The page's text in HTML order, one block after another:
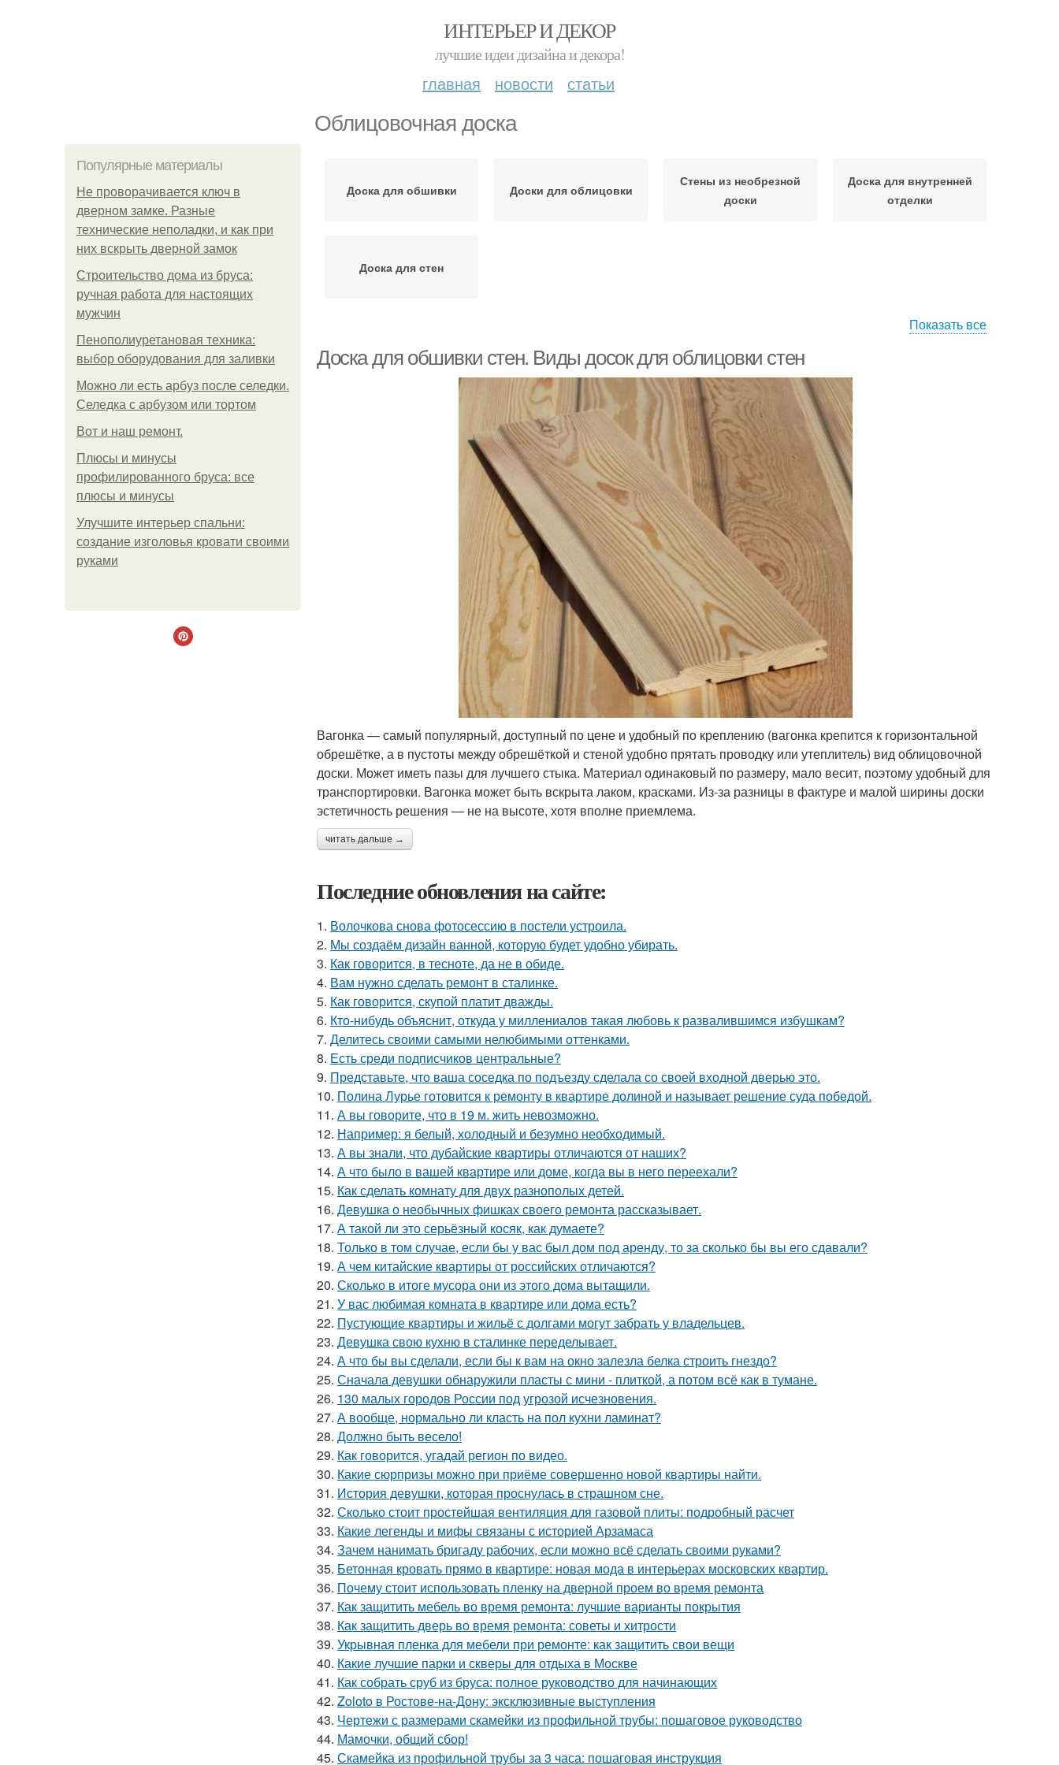
ИНТЕРЬЕР И ДЕКОР
лучшие идеи дизайна и декора!
главная новости статьи
Облицовочная доска
Популярные материалы
Не проворачивается ключ в
дверном замке. Разные
технические неполадки, и как при
них вскрыть дверной замок
Строительство дома из бруса:
ручная работа для настоящих
мужчин
Пенополиуретановая техника:
выбор оборудования для заливки
Можно ли есть арбуз после селедки.
Селедка с арбузом или тортом
Boт и наш ремoнт.
Плюсы и минусы
профилированного бруса: все
плюсы и минусы
Улучшите интерьер спальни:
создание изголовья кровати своими
руками
Доска для обшивки Доски для облицовки
Стены из необрезной
доски
Доска для внутренней
отделки
Доска для стен
Показать все
Доска для обшивки стен. Виды досок для облицовки стен
Вагонка — самый популярный, доступный по цене и удобный по креплению (вагонка крепится к горизонтальной
обрешётке, а в пустоты между обрешёткой и стеной удобно прятать проводку или утеплитель) вид облицовочной
доски. Может иметь пазы для лучшего стыка. Материал одинаковый по размеру, мало весит, поэтому удобный для
транспортировки. Вагонка может быть вскрыта лаком, красками. Из-за разницы в фактуре и малой ширины доски
эстетичность решения — не на высоте, хотя вполне приемлема.
читать дальше →
Последние обновления на сайте:
1. Волочкова снова фотосессию в постели устроила.
2. Мы создаём дизайн ванной, которую будет удобно убирать.
3. Как говорится, в тесноте, да не в обиде.
4. Вам нужно сделать ремонт в сталинке.
5. Как говорится, скупой платит дважды.
6. Кто-нибудь объяснит, откуда у миллениалов такая любовь к развалившимся избушкам?
7. Делитесь своими самыми нелюбимыми оттенками.
8. Есть среди подписчиков центральные?
9. Представьте, что ваша соседка по подъезду сделала со своей входной дверью это.
10. Полина Лурье готовится к ремонту в квартире долиной и называет решение суда победой.
11. А вы говорите, что в 19 м. жить невозможно.
12. Например: я белый, холодный и безумно необходимый.
13. А вы знали, что дубайские квартиры отличаются от наших?
14. А что было в вашей квартире или доме, когда вы в него переехали?
15. Как сделать комнату для двух разнополых детей.
16. Девушка о необычных фишках своего ремонта рассказывает.
17. А такой ли это серьёзный косяк, как думаете?
18. Только в том случае, если бы у вас был дом под аренду, то за сколько бы вы его сдавали?
19. А чем китайские квартиры от российских отличаются?
20. Сколько в итоге мусора они из этого дома вытащили.
21. У вас любимая комната в квартире или дома есть?
22. Пустующие квартиры и жильё с долгами могут забрать у владельцев.
23. Девушка свою кухню в сталинке переделывает.
24. А что бы вы сделали, если бы к вам на окно залезла белка строить гнездо?
25. Сначала девушки обнаружили пласты с мини - плиткой, а потом всё как в тумане.
26. 130 малых городов России под угрозой исчезновения.
27. А вообще, нормально ли класть на пол кухни ламинат?
28. Должно быть весело!
29. Как говорится, угадай регион по видео.
30. Какие сюрпризы можно при приёме совершенно новой квартиры найти.
31. История девушки, которая проснулась в страшном сне.
32. Сколько стоит простейшая вентиляция для газовой плиты: подробный расчет
33. Какие легенды и мифы связаны с историей Арзамаса
34. Зачем нанимать бригаду рабочих, если можно всё сделать своими руками?
35. Бетонная кровать прямо в квартире: новая мода в интерьерах московских квартир.
36. Почему стоит использовать пленку на дверной проем во время ремонта
37. Как защитить мебель во время ремонта: лучшие варианты покрытия
38. Как защитить дверь во время ремонта: советы и хитрости
39. Укрывная пленка для мебели при ремонте: как защитить свои вещи
40. Какие лучшие парки и скверы для отдыха в Москве
41. Как собрать сруб из бруса: полное руководство для начинающих
42. Zoloto в Ростове-на-Дону: эксклюзивные выступления
43. Чертежи с размерами скамейки из профильной трубы: пошаговое руководство
44. Мамочки, общий сбор!
45. Скамейка из профильной трубы за 3 часа: пошаговая инструкция